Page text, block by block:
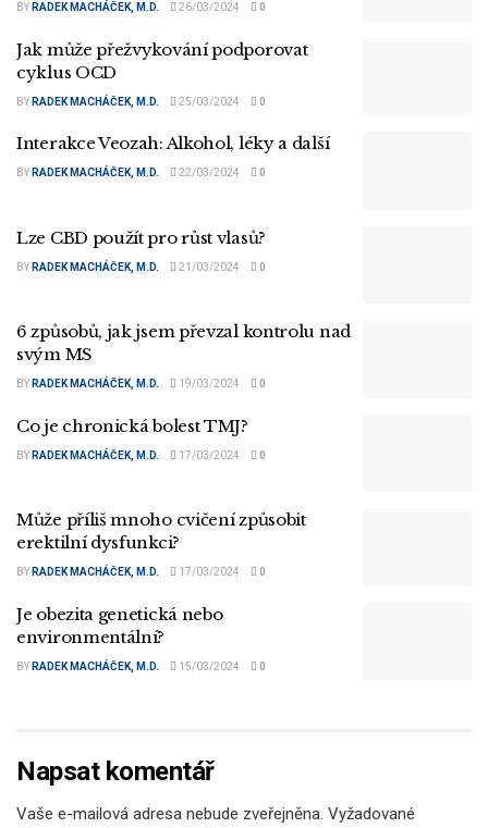
BY RADEK MACHÁČEK, M.D. 26/03/2024 0
Jak může přežvykování podporovat
cyklus OCD
BY RADEK MACHÁČEK, M.D. 25/03/2024 0
Interakce Veozah: Alkohol, léky a další
BY RADEK MACHÁČEK, M.D. 22/03/2024 0
Lze CBD použít pro růst vlasů?
BY RADEK MACHÁČEK, M.D. 21/03/2024 0
6 způsobů, jak jsem převzal kontrolu nad
svým MS
BY RADEK MACHÁČEK, M.D. 19/03/2024 0
Co je chronická bolest TMJ?
BY RADEK MACHÁČEK, M.D. 17/03/2024 0
Může příliš mnoho cvičení způsobit
erektilní dysfunkci?
BY RADEK MACHÁČEK, M.D. 17/03/2024 0
Je obezita genetická nebo
environmentální?
BY RADEK MACHÁČEK, M.D. 15/03/2024 0
Napsat komentář
Vaše e-mailová adresa nebude zveřejněna. Vyžadované